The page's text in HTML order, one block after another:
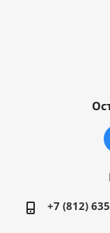
+7 (812)